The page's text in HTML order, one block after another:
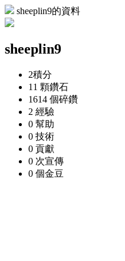
sheeplin9的資料
sheeplin9
2積分
11 顆鑽石
1614 個碎鑽
2 經驗
0 幫助
0 技術
0 貢獻
0 次宣傳
0 個金豆